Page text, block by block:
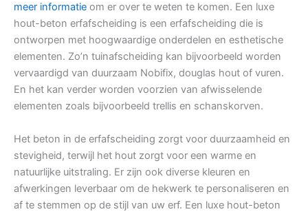
meer informatie om er over te weten te komen. Een luxe
hout-beton erfafscheiding is een erfafscheiding die is
ontworpen met hoogwaardige onderdelen en esthetische
elementen. Zo’n tuinafscheiding kan bijvoorbeeld worden
vervaardigd van duurzaam Nobifix, douglas hout of vuren.
En het kan verder worden voorzien van afwisselende
elementen zoals bijvoorbeeld trellis en schanskorven.
Het beton in de erfafscheiding zorgt voor duurzaamheid en
stevigheid, terwijl het hout zorgt voor een warme en
natuurlijke uitstraling. Er zijn ook diverse kleuren en
afwerkingen leverbaar om de hekwerk te personaliseren en
af te stemmen op de stijl van uw erf. Een luxe hout-beton